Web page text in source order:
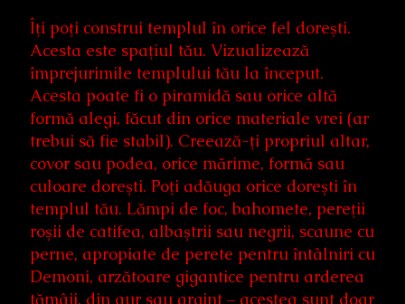
Îţi poţi construi templul în orice fel doreşti.
Acesta este spaţiul tău. Vizualizează
împrejurimile templului tău la început.
Acesta poate fi o piramidă sau orice altă
formă alegi, făcut din orice materiale vrei (ar
trebui să fie stabil). Creează-ţi propriul altar,
covor sau podea, orice mărime, formă sau
culoare doreşti. Poţi adăuga orice doreşti în
templul tău. Lămpi de foc, bahomete, pereţii
roşii de catifea, albaştrii sau negrii, scaune cu
perne, apropiate de perete pentru întâlniri cu
Demoni, arzătoare gigantice pentru arderea
tămâii, din aur sau argint – acestea sunt doar